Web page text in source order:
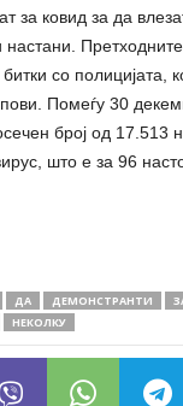
за ковид за да
настани.
со полицијата,
Помеѓу 30
број од 17.513
што е за 96
ДА ДЕМОНСТРАНТИ
НЕКОЛКУ